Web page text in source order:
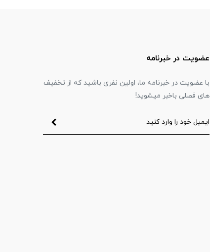
عضویت در خبرنامه
با عضویت در خبرنامه ما، اولین نفری باشید که از تخفیف
های فصلی باخبر میشوید!